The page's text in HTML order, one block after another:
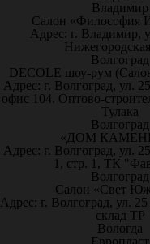
Владимир
Салон «Философия
Адрес: г. Владимир,
Волгоград
DECOLE шоу-рум
Адрес: г. Волгоград, ул.
офис 104. Оптово-
Тулака
Волгоград
«ДОМ
Адрес: г. Волгоград, ул.
1, стр. 1, ТК
Волгоград
Салон «Свет
Адрес: г. Волгоград, ул.
склад ТР
Вологда
Европласт